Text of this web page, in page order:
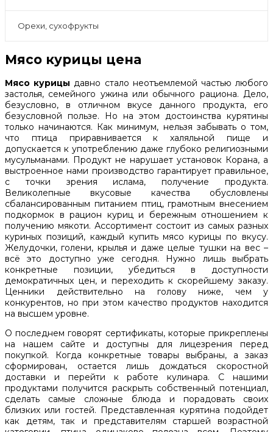
Орехи, сухофрукты
Мясо курицы цена
Мясо курицы давно стало неотъемлемой частью любого
застолья, семейного ужина или обычного рациона. Дело,
безусловно, в отличном вкусе данного продукта, его
безусловной пользе. Но на этом достоинства курятины
только начинаются. Как минимум, нельзя забывать о том,
что птица приравнивается к халяльной пище и
допускается к употреблению даже глубоко религиозными
мусульманами. Продукт не нарушает установок Корана, а
выстроенное нами производство гарантирует правильное,
с точки зрения ислама, получение продукта.
Великолепные вкусовые качества обусловлены
сбалансированным питанием птиц, грамотным внесением
подкормок в рацион куриц и бережным отношением к
получению мякоти. Ассортимент состоит из самых разных
куриных позиций, каждый купить мясо курицы по вкусу.
Желудочки, голени, крылья и даже целые тушки на вес –
всё это доступно уже сегодня. Нужно лишь выбрать
конкретные позиции, убедиться в доступности
демократичных цен, и переходить к скорейшему заказу.
Ценники действительно на голову ниже, чем у
конкурентов, но при этом качество продуктов находится
на высшем уровне.
О последнем говорят сертификаты, которые прикреплены
на нашем сайте и доступны для лицезрения перед
покупкой. Когда конкретные товары выбраны, а заказ
сформирован, остается лишь дождаться скоростной
доставки и перейти к работе кулинара. С нашими
продуктами получится раскрыть собственный потенциал,
сделать самые сложные блюда и порадовать своих
близких или гостей. Представленная курятина подойдет
как детям, так и представителям старшей возрастной